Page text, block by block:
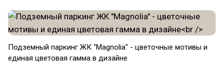
Подземный паркинг ЖК "Magnolia" - цветочные мотивы и
единая цветовая гамма в дизайне